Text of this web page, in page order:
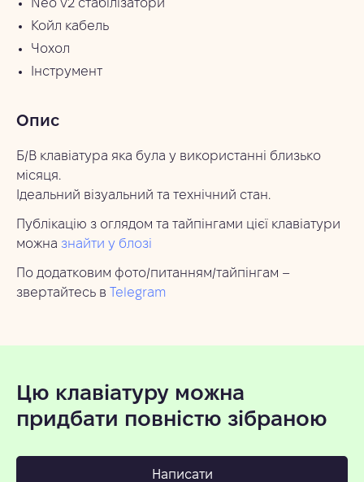
Neo v2 стабілізатори
Койл кабель
Чохол
Інструмент
Опис
Б/В клавіатура яка була у використанні близько
місяця.
Ідеальний візуальний та технічний стан.
Публікацію з оглядом та тайпінгами цієї клавіатури
можна знайти у блозі
По додатковим фото/питанням/тайпінгам –
звертайтесь в
Telegram
Цю клавіатуру можна
придбати повністю зібраною
Написати